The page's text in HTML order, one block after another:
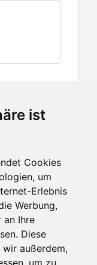
ist
Cookies
um
Erlebnis
Werbung,
an Ihre
Diese
außerdem,
um zu